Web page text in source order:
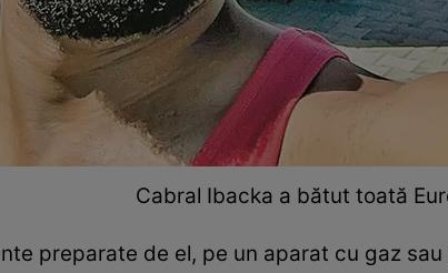
Cabral Ibacka a bătut toată
preparate de el, pe un aparat cu gaz